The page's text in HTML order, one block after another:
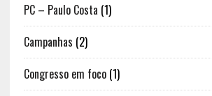
PC – Paulo Costa (1)
Campanhas (2)
Congresso em foco(1)